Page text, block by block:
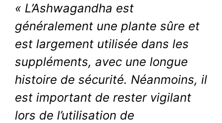
« L’Ashwagandha est
généralement une plante sûre et
est largement utilisée dans les
suppléments, avec une longue
histoire de sécurité. Néanmoins, il
est important de rester vigilant
lors de l’utilisation de